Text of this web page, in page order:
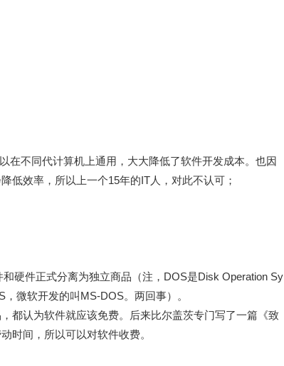
在不同代计算机上通用，大大降低了软件开发成本。也因
低效率，所以上一个15年的IT人，对此不认可；
硬件正式分离为独立商品（注，DOS是Disk Operation Sy
微软开发的叫MS-DOS。两回事）。
都认为软件就应该免费。后来比尔盖茨专门写了一篇《致
时间，所以可以对软件收费。